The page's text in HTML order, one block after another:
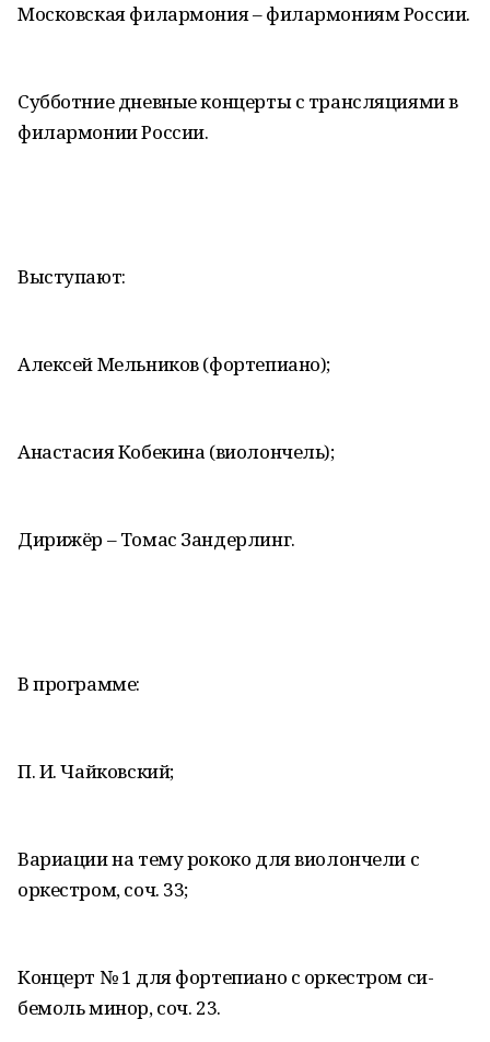
Московская филармония – филармониям России.
Субботние дневные концерты с трансляциями в
филармонии России.
Выступают:
Алексей Мельников (фортепиано);
Анастасия Кобекина (виолончель);
Дирижёр – Томас Зандерлинг.
В программе:
П. И. Чайковский;
Вариации на тему рококо для виолончели с
оркестром, соч. 33;
Концерт № 1 для фортепиано с оркестром си-
бемоль минор, соч. 23.